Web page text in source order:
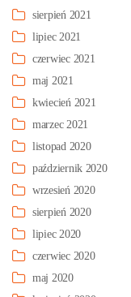
sierpień 2021
lipiec 2021
czerwiec 2021
maj 2021
kwiecień 2021
marzec 2021
listopad 2020
październik 2020
wrzesień 2020
sierpień 2020
lipiec 2020
czerwiec 2020
maj 2020